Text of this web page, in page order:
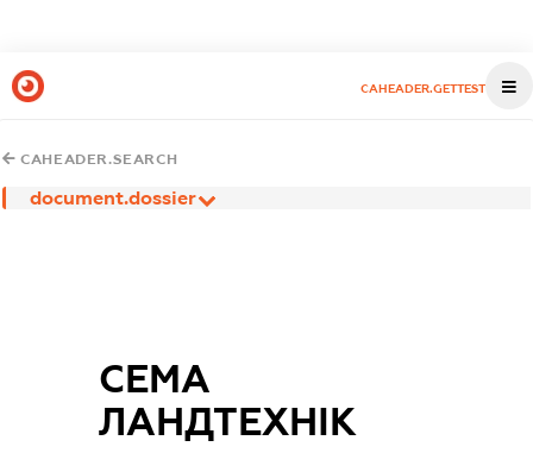
CAHEADER.GETTEST
CAHEADER.SEARCH
document.dossier
СЕМА
ЛАНДТЕХНІК